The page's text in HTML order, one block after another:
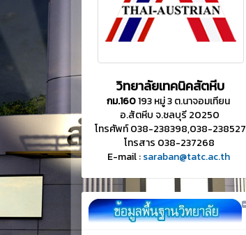
วิทยาลัยเทคนิคสัตหีบ
กม.160193 หมู่ 3 ต.นาจอมเทียน
อ.สัตหีบ จ.ชลบุรี 20250
โทรศัพท์ 038-238398,038-238527
โทรสาร 038-237268
E-mail :saraban@tatc.ac.th